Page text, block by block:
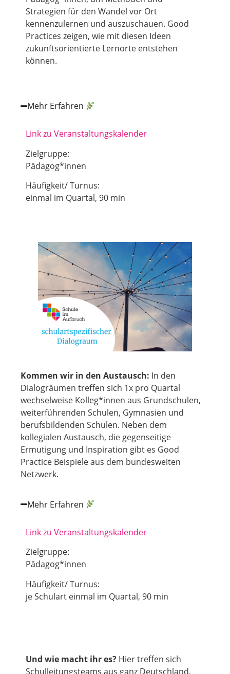
Strategien für den Wandel vor Ort
kennenzulernen und auszuschauen. Good
Practices zeigen, wie mit diesen Ideen
zukunftsorientierte Lernorte entstehen
können.
Mehr Erfahren
Link zu Veranstaltungskalender
Zielgruppe:
Pädagog*innen
Häufigkeit/ Turnus:
einmal im Quartal, 90 min
Kommen wir in den Austausch: In den
Dialogräumen treffen sich 1x pro Quartal
wechselweise Kolleg*innen aus Grundschulen,
weiterführenden Schulen, Gymnasien und
berufsbildenden Schulen. Neben dem
kollegialen Austausch, die gegenseitige
Ermutigung und Inspiration gibt es Good
Practice Beispiele aus dem bundesweiten
Netzwerk.
Mehr Erfahren
Link zu Veranstaltungskalender
Zielgruppe:
Pädagog*innen
Häufigkeit/ Turnus:
je Schulart einmal im Quartal, 90 min
Und wie macht ihr es? Hier treffen sich
Schulleitungsteams aus ganz Deutschland,